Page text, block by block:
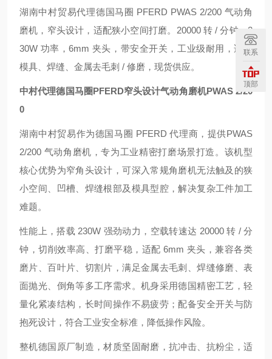
湖南中村贸易代理德国马圈 PFERD PWAS 2/200 气动角
磨机，窄头设计，适配狭小空间打磨。20000 转 / 分钟、2
30W 功率，6mm 夹头，带安全开关，工业级耐用，适合
模具、焊缝、金属去毛刺 / 修磨，现货供应。
中村代理德国马圈PFERD窄头设计气动角磨机PWAS 2/20
0
湖南中村贸易作为德国马圈 PFERD 代理商，提供PWAS
2/200 气动角磨机 ，专为工业精密打磨场景打造。该机型
核心优势为窄角头设计 ，可深入常规角磨机无法触及的狭
小空间、凹槽、焊缝根部及模具型腔，解决复杂工件加工
难题。
性能上，搭载 230W 强劲动力，空载转速达 20000 转 / 分
钟，切削效率高、打磨平稳，适配 6mm 夹头，兼容各类
磨片、百叶片、切割片，满足金属去毛刺、焊缝修磨、表
面抛光、倒角等多工序需求。机身采用德国精密工艺，轻
量化紧凑结构，长时间操作不易疲劳；配备安全开关与防
抱死设计，符合工业安全标准，降低操作风险。
整机德国原厂制造，材质坚固耐磨，抗冲击、抗粉尘，适
联系
顶部